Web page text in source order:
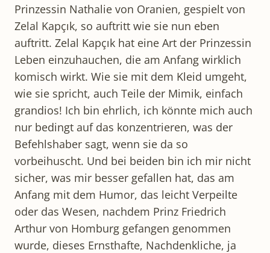
Prinzessin Nathalie von Oranien, gespielt von
Zelal Kapçık, so auftritt wie sie nun eben
auftritt. Zelal Kapçık hat eine Art der Prinzessin
Leben einzuhauchen, die am Anfang wirklich
komisch wirkt. Wie sie mit dem Kleid umgeht,
wie sie spricht, auch Teile der Mimik, einfach
grandios! Ich bin ehrlich, ich könnte mich auch
nur bedingt auf das konzentrieren, was der
Befehlshaber sagt, wenn sie da so
vorbeihuscht. Und bei beiden bin ich mir nicht
sicher, was mir besser gefallen hat, das am
Anfang mit dem Humor, das leicht Verpeilte
oder das Wesen, nachdem Prinz Friedrich
Arthur von Homburg gefangen genommen
wurde, dieses Ernsthafte, Nachdenkliche, ja